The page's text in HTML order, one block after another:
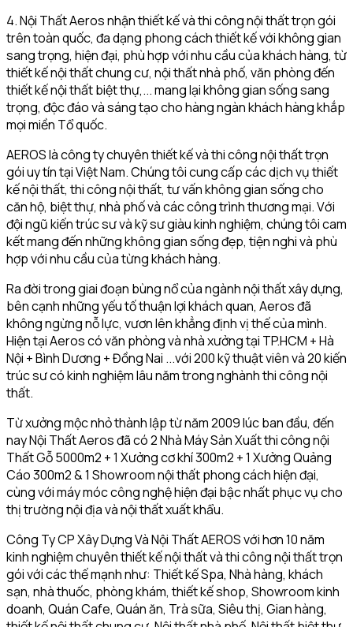
4. Nội Thất Aeros nhận thiết kế và thi công nội thất trọn gói
trên toàn quốc, đa dạng phong cách thiết kế với không gian
sang trọng, hiện đại, phù hợp với nhu cầu của khách hàng, từ
thiết kế nội thất chung cư, nội thất nhà phố, văn phòng đến
thiết kế nội thất biệt thự,... mang lại không gian sống sang
trọng, độc đáo và sáng tạo cho hàng ngàn khách hàng khắp
mọi miền Tổ quốc.
AEROS là công ty chuyên thiết kế và thi công nội thất trọn
gói uy tín tại Việt Nam. Chúng tôi cung cấp các dịch vụ thiết
kế nội thất, thi công nội thất, tư vấn không gian sống cho
căn hộ, biệt thự, nhà phố và các công trình thương mại. Với
đội ngũ kiến trúc sư và kỹ sư giàu kinh nghiệm, chúng tôi cam
kết mang đến những không gian sống đẹp, tiện nghi và phù
hợp với nhu cầu của từng khách hàng.
Ra đời trong giai đoạn bùng nổ của ngành nội thất xây dựng,
bên cạnh những yếu tố thuận lợi khách quan, Aeros đã
không ngừng nỗ lực, vươn lên khẳng định vị thế của mình.
Hiện tại Aeros có văn phòng và nhà xưởng tại TP.HCM + Hà
Nội + Bình Dương + Đồng Nai ...với 200 kỹ thuật viên và 20 kiến
trúc sư có kinh nghiệm lâu năm trong nghành thi công nội
thất.
Từ xưởng mộc nhỏ thành lập từ năm 2009 lúc ban đầu, đến
nay Nội Thất Aeros đã có 2 Nhà Máy Sản Xuất thi công nội
Thất Gỗ 5000m2 + 1 Xưởng cơ khí 300m2 + 1 Xưởng Quảng
Cáo 300m2 & 1 Showroom nội thất phong cách hiện đại,
cùng với máy móc công nghệ hiện đại bậc nhất phục vụ cho
thị trường nội địa và nội thất xuất khẩu.
Công Ty CP Xây Dựng Và Nội Thất AEROS với hơn 10 năm
kinh nghiệm chuyên thiết kế nội thất và thi công nội thất trọn
gói với các thế mạnh như: Thiết kế Spa, Nhà hàng, khách
sạn, nhà thuốc, phòng khám, thiết kế shop, Showroom kinh
doanh, Quán Cafe, Quán ăn, Trà sữa, Siêu thị, Gian hàng,